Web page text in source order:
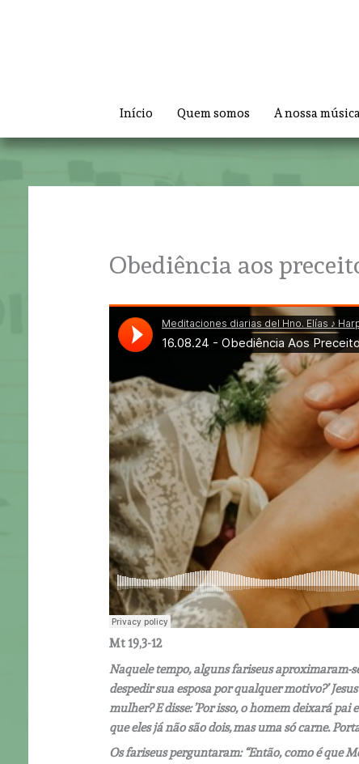
Início Quem somos A nossa
Obediência aos
Mt 19,3-12
Naquele tempo, alguns fariseus aproximaram-
despedir sua esposa por qualquer motivo?’
mulher? E disse: ’Por isso, o homem deixará pai
que eles já não são dois, mas uma só carne.
Os fariseus perguntaram: “Então, como é que